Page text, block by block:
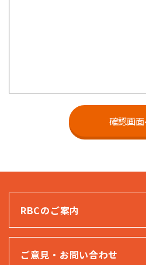
RBCのご案内
ご意見・お問い合わせ